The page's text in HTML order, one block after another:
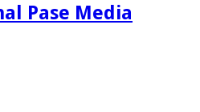
Pase Media